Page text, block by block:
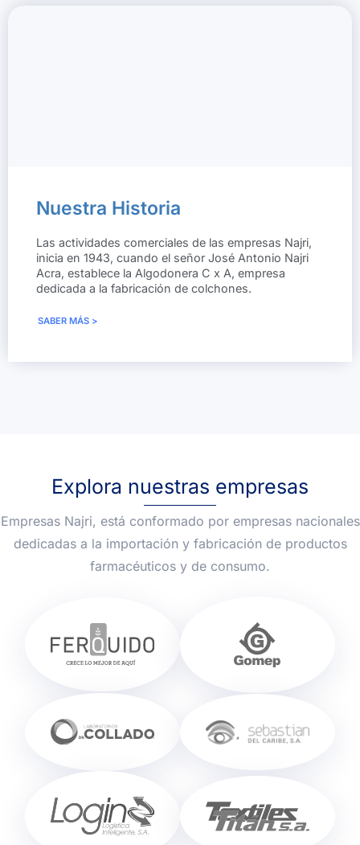
Nuestra Historia
Las actividades comerciales de las empresas Najri,
inicia en 1943, cuando el señor José Antonio Najri
Acra, establece la Algodonera C x A, empresa
dedicada a la fabricación de colchones.
SABER MÁS >
Explora nuestras empresas
Empresas Najri, está conformado por empresas nacionales
dedicadas a la importación y fabricación de productos
farmacéuticos y de consumo.